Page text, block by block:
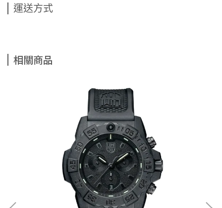
運送方式
相關商品